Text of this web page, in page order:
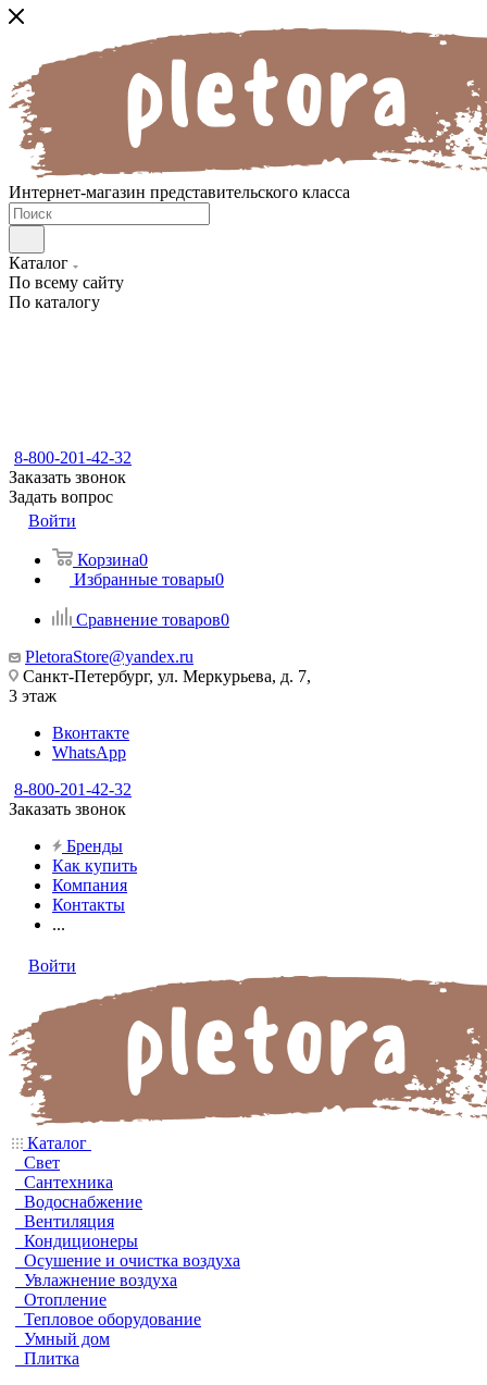
Интернет-магазин представительского класса
Каталог
По всему сайту
По каталогу
8-800-201-42-32
Заказать звонок
Задать вопрос
Войти
Корзина0
Избранные товары0
Сравнение товаров0
PletoraStore@yandex.ru
Санкт-Петербург, ул. Меркурьева, д. 7,
3 этаж
Вконтакте
WhatsApp
8-800-201-42-32
Заказать звонок
Бренды
Как купить
Компания
Контакты
...
Войти
Каталог
Свет
Сантехника
Водоснабжение
Вентиляция
Кондиционеры
Осушение и очистка воздуха
Увлажнение воздуха
Отопление
Тепловое оборудование
Умный дом
Плитка